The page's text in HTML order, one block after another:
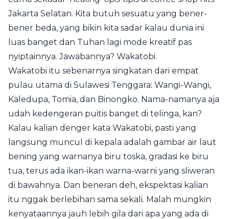
Jakarta Selatan. Kita butuh sesuatu yang bener-
bener beda, yang bikin kita sadar kalau dunia ini
luas banget dan Tuhan lagi mode kreatif pas
nyiptainnya. Jawabannya? Wakatobi.
Wakatobi itu sebenarnya singkatan dari empat
pulau utama di Sulawesi Tenggara: Wangi-Wangi,
Kaledupa, Tomia, dan Binongko. Nama-namanya aja
udah kedengeran puitis banget di telinga, kan?
Kalau kalian denger kata Wakatobi, pasti yang
langsung muncul di kepala adalah gambar air laut
bening yang warnanya biru toska, gradasi ke biru
tua, terus ada ikan-ikan warna-warni yang sliweran
di bawahnya. Dan beneran deh, ekspektasi kalian
itu nggak berlebihan sama sekali. Malah mungkin
kenyataannya jauh lebih gila dari apa yang ada di